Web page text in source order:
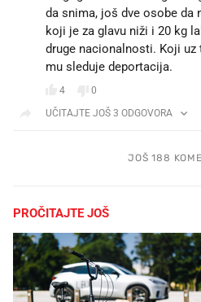
da snima, još dve osobe da
koji je za glavu niži i 20 kg
druge nacionalnosti. Koji uz
mu sleduje deportacija.
4
0
UČITAJTE JOŠ 3 ODGOVORA
JOŠ 188
PROČITAJTE JOŠ